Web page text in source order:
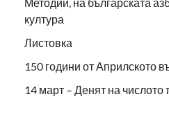
култура
Листовка
150 години от Априлското
14 март – Денят на числото